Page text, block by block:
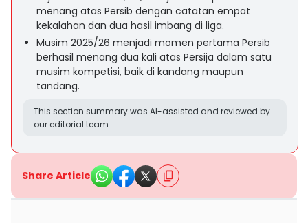
menang atas Persib dengan catatan empat
kekalahan dan dua hasil imbang di liga.
Musim 2025/26 menjadi momen pertama Persib
berhasil menang dua kali atas Persija dalam satu
musim kompetisi, baik di kandang maupun
tandang.
This section summary was AI-assisted and reviewed by
our editorial team.
Share Article